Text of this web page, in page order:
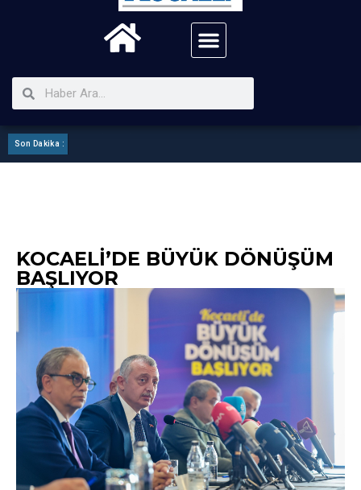
Son Dakika :
KOCAELI’DE BÜYÜK DÖNÜŞÜM
BAŞLIYOR